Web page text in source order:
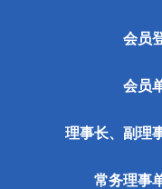
会员
会员
理事长、副理
常务理事